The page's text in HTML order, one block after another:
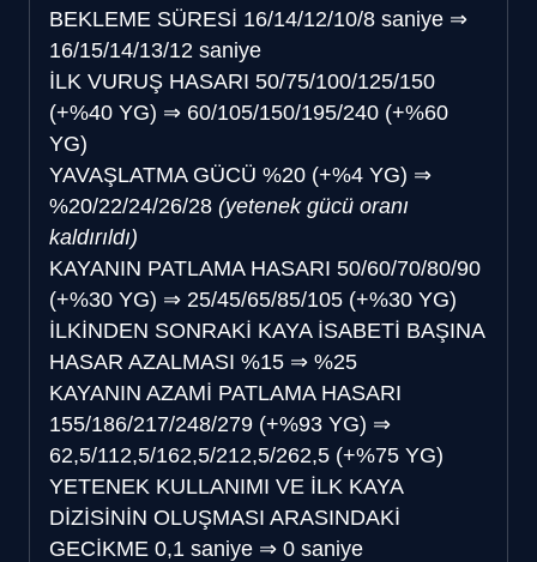
BEKLEME SÜRESİ 16/14/12/10/8 saniye ⇒
16/15/14/13/12 saniye
İLK VURUŞ HASARI 50/75/100/125/150
(+%40 YG) ⇒ 60/105/150/195/240 (+%60
YG)
YAVAŞLATMA GÜCÜ %20 (+%4 YG) ⇒
%20/22/24/26/28 (yetenek gücü oranı
kaldırıldı)
KAYANIN PATLAMA HASARI 50/60/70/80/90
(+%30 YG) ⇒ 25/45/65/85/105 (+%30 YG)
İLKİNDEN SONRAKİ KAYA İSABETİ BAŞINA
HASAR AZALMASI %15 ⇒ %25
KAYANIN AZAMİ PATLAMA HASARI
155/186/217/248/279 (+%93 YG) ⇒
62,5/112,5/162,5/212,5/262,5 (+%75 YG)
YETENEK KULLANIMI VE İLK KAYA
DİZİSİNİN OLUŞMASI ARASINDAKİ
GECİKME 0,1 saniye ⇒ 0 saniye